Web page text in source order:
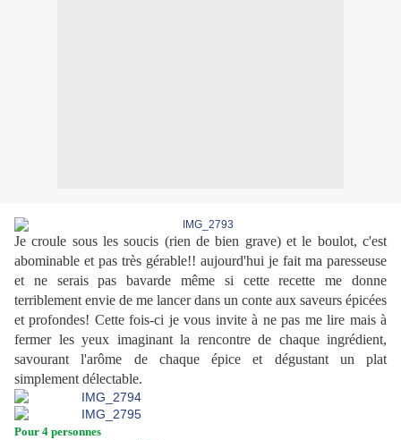
Je croule sous les soucis (rien de bien grave) et le boulot, c'est
abominable et pas très gérable!! aujourd'hui je fait ma paresseuse
et ne serais pas bavarde même si cette recette me donne
terriblement envie de me lancer dans un conte aux saveurs épicées
et profondes! Cette fois-ci je vous invite à ne pas me lire mais à
fermer les yeux imaginant la rencontre de chaque ingrédient,
savourant l'arôme de chaque épice et dégustant un plat
simplement délectable.
Pour 4 personnes